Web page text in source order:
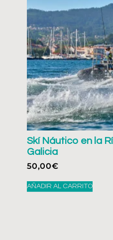
Skí Náutico en la
Galicia
50,00€
AÑADIR AL CARRITO